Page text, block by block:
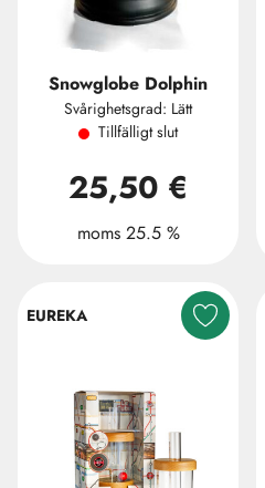
Snowglobe Dolphin
Svårighetsgrad: Lätt
Tillfälligt slut
25,50 €
moms 25.5 %
EUREKA